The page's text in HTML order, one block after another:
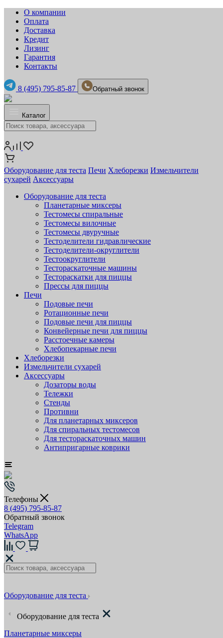
О компании
Оплата
Доставка
Кредит
Лизинг
Гарантия
Контакты
8 (495) 795-85-87 Обратный звонок
Каталог
Оборудование для теста Печи Хлеборезки Измельчители
сухарей Аксессуары
Оборудование для теста
Планетарные миксеры
Тестомесы спиральные
Тестомесы вилочные
Тестомесы двуручные
Тестоделители гидравлические
Тестоделители-округлители
Тестоокруглители
Тестораскаточные машины
Тестораскатки для пиццы
Прессы для пиццы
Печи
Подовые печи
Ротационные печи
Подовые печи для пиццы
Конвейерные печи для пиццы
Расстоечные камеры
Хлебопекарные печи
Хлеборезки
Измельчители сухарей
Аксессуары
Дозаторы воды
Тележки
Стенды
Противни
Для планетарных миксеров
Для спиральных тестомесов
Для тестораскаточных машин
Антипригарные коврики
Телефоны
8 (495) 795-85-87
Обратный звонок
Telegram
WhatsApp
Оборудование для теста
Оборудование для теста
Планетарные миксеры